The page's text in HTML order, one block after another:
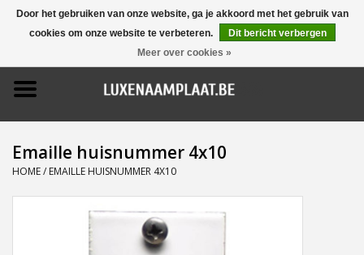
0 Artikelen - €0,00
Home
Promoties
Naamborden
Emaille huisnummer 4x10
HOME/ EMAILLE HUISNUMMER 4X10
Door het gebruiken van onze website, ga je akkoord met het gebruik van
cookies om onze website te verbeteren.
Dit bericht verbergen
Meer over cookies »